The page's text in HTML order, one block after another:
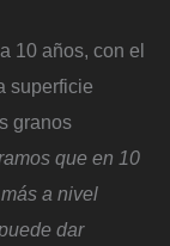
10 años, con el
superficie
granos
que en 10
a nivel
dar